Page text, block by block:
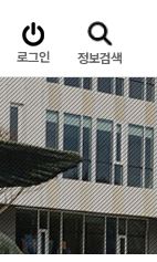
로그인 정보검색